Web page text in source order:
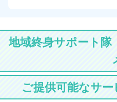
地域終身サポート隊
ご提供可能なサ